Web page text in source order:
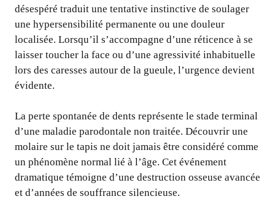
désespéré traduit une tentative instinctive de soulager
une hypersensibilité permanente ou une douleur
localisée. Lorsqu’il s’accompagne d’une réticence à se
laisser toucher la face ou d’une agressivité inhabituelle
lors des caresses autour de la gueule, l’urgence devient
évidente.
La perte spontanée de dents représente le stade terminal
d’une maladie parodontale non traitée. Découvrir une
molaire sur le tapis ne doit jamais être considéré comme
un phénomène normal lié à l’âge. Cet événement
dramatique témoigne d’une destruction osseuse avancée
et d’années de souffrance silencieuse.